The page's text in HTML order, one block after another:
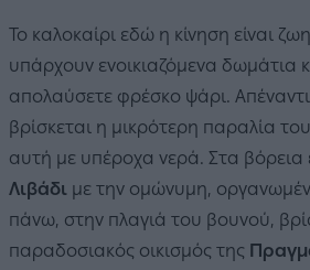
Το καλοκαίρι εδώ η κίνηση είναι
υπάρχουν ενοικιαζόμενα δωμάτια
απολαύσετε φρέσκο ψάρι.
βρίσκεται η μικρότερη παραλία του
αυτή με υπέροχα νερά. Στα βόρεια
Λιβάδι με την ομώνυμη,
πάνω, στην πλαγιά του βουνού,
παραδοσιακός οικισμός της